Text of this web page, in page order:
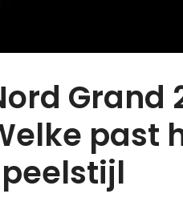
Grand
past